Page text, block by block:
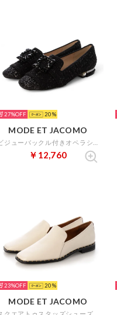
27% 20
MODE ET JACOMO
￥12,760
23% 20
MODE ET JACOMO